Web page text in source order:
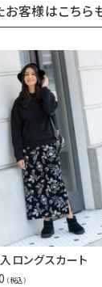
客様はこちら
ロングスカート
（税込）